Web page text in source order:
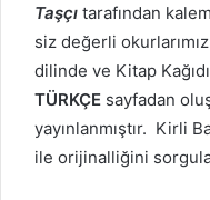
Taşçı tarafından
siz değerli
dilinde ve Kitap
TÜRKÇE sayfadan
yayınlanmıştır. Kirli
ile orijinalliğini